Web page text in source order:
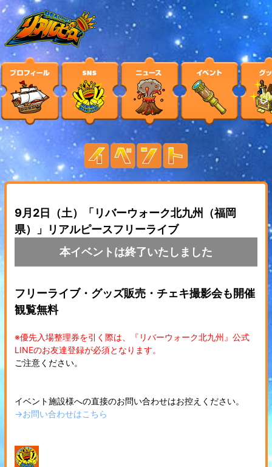
9月2日（土）「リバーウォーク北九州（福岡
県）」リアルピースフリーライブ
本イベントは終了いたしました
フリーライブ・グッズ販売・チェキ撮影会も開催
観覧無料
※優先入場整理券を引く際は、『リバーウォーク北九州』公式
LINEのお友達登録が必須となります。
ご注意ください。
イベント施設様への直接のお問い合わせはお控えください。
→お問い合わせはこちら